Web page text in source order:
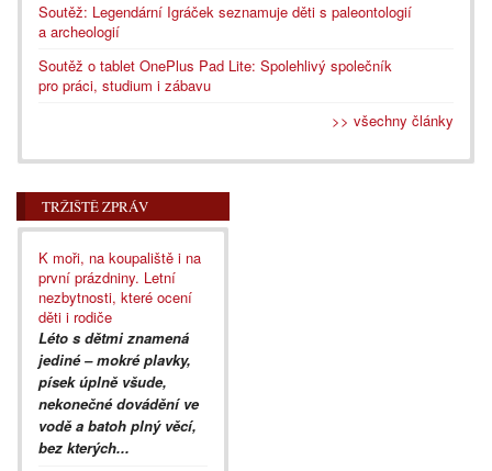
Soutěž: Legendární Igráček seznamuje děti s paleontologií
a archeologií
Soutěž o tablet OnePlus Pad Lite: Spolehlivý společník
pro práci, studium i zábavu
>> všechny články
TRŽIŠTĚ ZPRÁV
K moři, na koupaliště i na
první prázdniny. Letní
nezbytnosti, které ocení
děti i rodiče
Léto s dětmi znamená
jediné – mokré plavky,
písek úplně všude,
nekonečné dovádění ve
vodě a batoh plný věcí,
bez kterých...